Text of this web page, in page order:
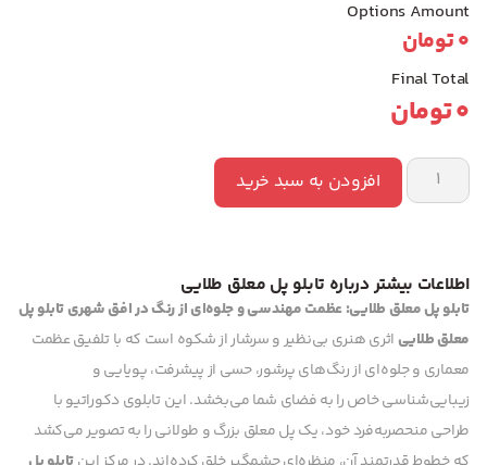
Options Amount
0تومان
Final Total
0تومان
افزودن به سبد خرید
اطلاعات بیشتر درباره تابلو پل معلق طلایی
تابلو پل معلق طلایی: عظمت مهندسی و جلوه‌ای از رنگ در افق شهریتابلو پل
معلق طلایی اثری هنری بی‌نظیر و سرشار از شکوه است که با تلفیق عظمت
معماری و جلوه‌ای از رنگ‌های پرشور، حسی از پیشرفت، پویایی و
زیبایی‌شناسی خاص را به فضای شما می‌بخشد. این تابلوی دکوراتیو با
طراحی منحصربه‌فرد خود، یک پل معلق بزرگ و طولانی را به تصویر می‌کشد